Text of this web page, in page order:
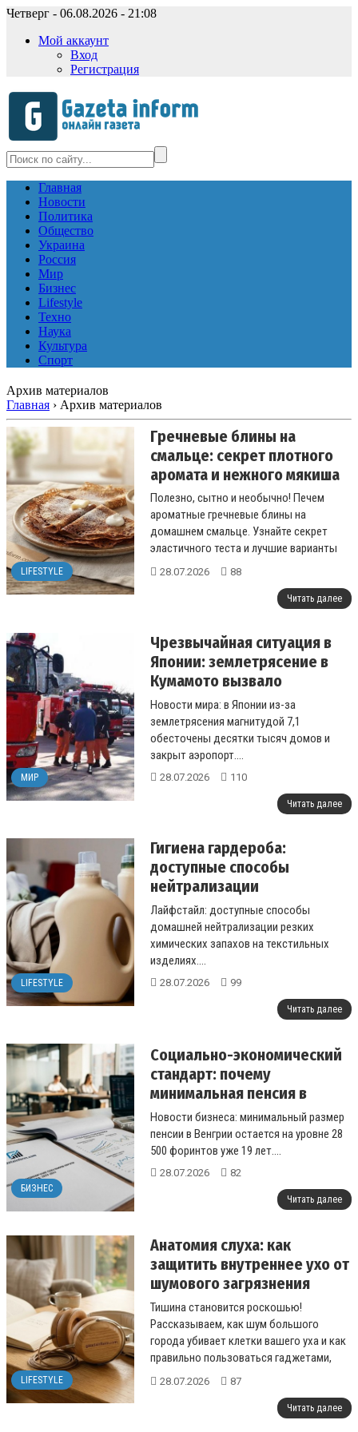
Четверг - 06.08.2026 - 21:08
Мой аккаунт
Вход
Регистрация
Главная
Новости
Политика
Общество
Украина
Россия
Мир
Бизнес
Lifestyle
Техно
Наука
Культура
Спорт
Архив материалов
Главная › Архив материалов
LIFESTYLE
Гречневые блины на
смальце: секрет плотного
аромата и нежного мякиша
Полезно, сытно и необычно! Печем
ароматные гречневые блины на
домашнем смальце. Узнайте секрет
эластичного теста и лучшие варианты
соленых начинок для вашей семьи....
28.07.2026 88
Читать далее
МИР
Чрезвычайная ситуация в
Японии: землетрясение в
Кумамото вызвало
транспортный и
энергетический коллапс
Новости мира: в Японии из-за
землетрясения магнитудой 7,1
обесточены десятки тысяч домов и
закрыт аэропорт....
28.07.2026 110
Читать далее
LIFESTYLE
Гигиена гардероба:
доступные способы
нейтрализации
химического запаха на
предметах одежды
Лайфстайл: доступные способы
домашней нейтрализации резких
химических запахов на текстильных
изделиях....
28.07.2026 99
Читать далее
БИЗНЕС
Социально-экономический
стандарт: почему
минимальная пенсия в
Венгрии зафиксирована на
28 500 форинтов
Новости бизнеса: минимальный размер
пенсии в Венгрии остается на уровне 28
500 форинтов уже 19 лет....
28.07.2026 82
Читать далее
LIFESTYLE
Анатомия слуха: как
защитить внутреннее ухо от
шумового загрязнения
мегаполиса
Тишина становится роскошью!
Рассказываем, как шум большого
города убивает клетки вашего уха и как
правильно пользоваться гаджетами,
чтобы не потерять слух....
28.07.2026 87
Читать далее